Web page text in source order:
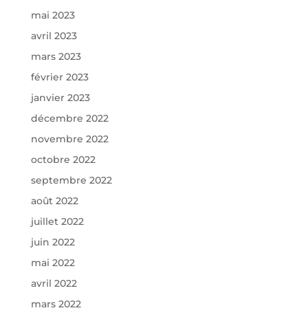
mai 2023
avril 2023
mars 2023
février 2023
janvier 2023
décembre 2022
novembre 2022
octobre 2022
septembre 2022
août 2022
juillet 2022
juin 2022
mai 2022
avril 2022
mars 2022